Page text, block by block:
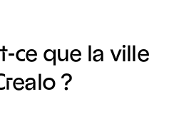
ce que la ville
?